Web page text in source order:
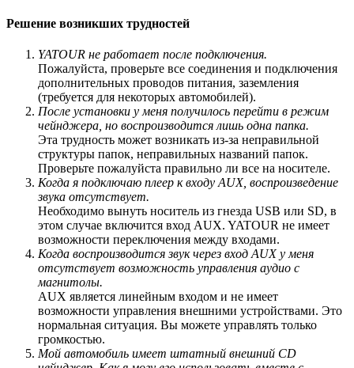
Решение возникших трудностей
YATOUR не работает после подключения.
Пожалуйста, проверьте все соединения и подключения
дополнительных проводов питания, заземления
(требуется для некоторых автомобилей).
После установки у меня получилось перейти в режим
чейнджера, но воспроизводится лишь одна папка.
Эта трудность может возникать из-за неправильной
структуры папок, неправильных названий папок.
Проверьте пожалуйста правильно ли все на носителе.
Когда я подключаю плеер к входу AUX, воспроизведение
звука отсутствует.
Необходимо вынуть носитель из гнезда USB или SD, в
этом случае включится вход AUX. YATOUR не имеет
возможности переключения между входами.
Когда воспроизводится звук через вход AUX у меня
отсутствует возможность управления аудио с
магнитолы.
AUX является линейным входом и не имеет
возможности управления внешними устройствами. Это
нормальная ситуация. Вы можете управлять только
громкостью.
Мой автомобиль имеет штатный внешний CD